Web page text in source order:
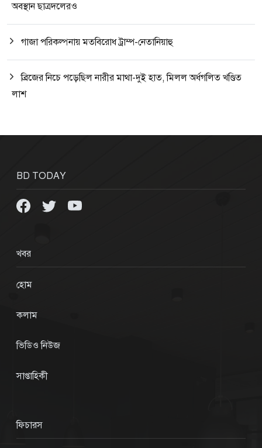
অবস্থান ছাত্রদলেরও
গাজা পরিকল্পনায় মতবিরোধ ট্রাম্প-নেতানিয়াহু
ব্রিজের নিচে পড়েছিল নারীর মাথা-দুই হাত, মিলল অর্ধগলিত খণ্ডিত
লাশ
BD TODAY
খবর
হোম
কলাম
ভিডিও নিউজ
সাপ্তাহিকী
ফিচারস